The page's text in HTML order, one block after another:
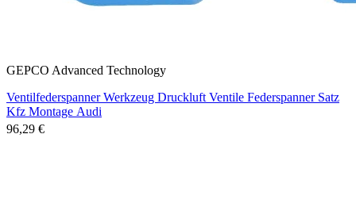
GEPCO Advanced Technology
Ventilfederspanner Werkzeug Druckluft Ventile Federspanner Satz
Kfz Montage Audi
96,29 €